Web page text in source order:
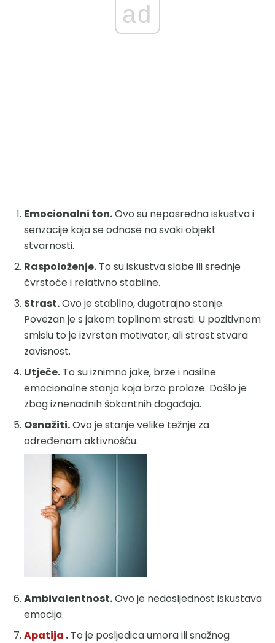
ad
Emocionalni ton.Ovo su neposredna iskustva i
senzacije koja se odnose na svaki objekt
stvarnosti.
Raspoloženje. To su iskustva slabe ili srednje
čvrstoće i relativno stabilne.
Strast.Ovo je stabilno, dugotrajno stanje.
Povezan je s jakom toplinom strasti. U pozitivnom
smislu to je izvrstan motivator, ali strast stvara
zavisnost.
Utječe. To su iznimno jake, brze i nasilne
emocionalne stanja koja brzo prolaze. Došlo je
zbog iznenadnih šokantnih događaja.
Osnažiti.Ovo je stanje velike težnje za
određenom aktivnošću.
Ambivalentnost.Ovo je nedosljednost iskustava
emocija.
Apatija . To je posljedica umora ili snažnog